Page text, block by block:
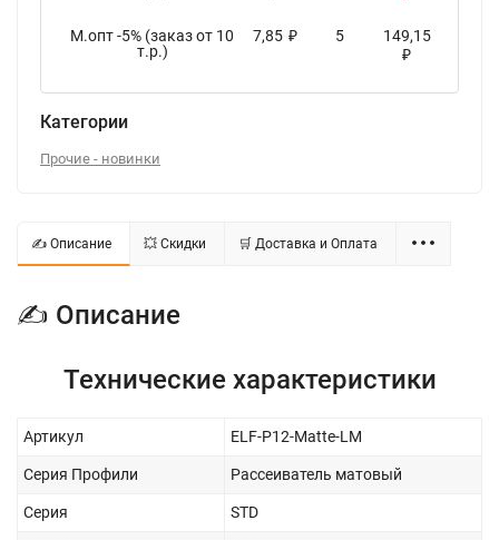
М.опт -5% (заказ от 10
т.р.)
7,85 ₽ 5 149,15
₽
Категории
Прочие - новинки
✍ Описание 💥 Скидки 🛒 Доставка и Оплата
✍ Описание
Технические характеристики
Артикул ELF-Р12-Matte-LM
Серия Профили Рассеиватель матовый
Серия STD